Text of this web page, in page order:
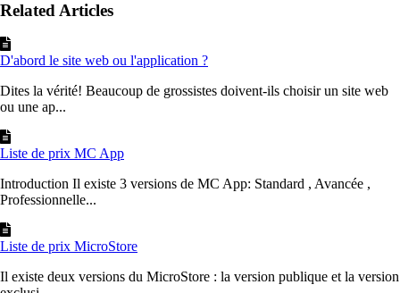
Related Articles
D'abord le site web ou l'application ?
Dites la vérité! Beaucoup de grossistes doivent-ils choisir un site web
ou une ap...
Liste de prix MC App
Introduction Il existe 3 versions de MC App: Standard , Avancée ,
Professionnelle...
Liste de prix MicroStore
Il existe deux versions du MicroStore : la version publique et la version